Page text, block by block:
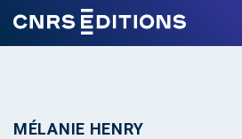
MÉLANIE HENRY